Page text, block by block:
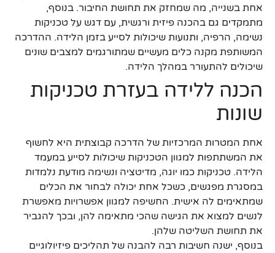
אחת בשנייה, מה שמחזק את תחושת החיבור. בנוסף,
מתמקדים גם בהכנה פיזית ורגשית, עם דגש על טכניקות
נשימה, הרפיה, ותנועות שיכולות לסייע בזמן הלידה. ההדרכה
המשותפת מקנה כלים מעשיים שמתורגמים למצבים שונים
שיכולים להתעורר במהלך הלידה.
הכנה ללידה בעזרת טכניקות
שונות
אחת המטרות המרכזיות של הדרכה קבוצתית היא לחשוף
את המשתתפות למגוון הטכניקות שיכולות לסייע במעמד
הלידה. טכניקות כמו יוגה, מדיטציה ונשימה מודעת נלמדות
במסגרת מפגשים, כשכל אחת יכולה לבחור את הכלים
שמתאימים לה אישית. החשיפה למגוון אפשרויות מאפשרת
לנשים למצוא את הגישה שהכי מתאימה להן, ובכך להגביר
את תחושת השליטה שלהן.
בנוסף, ישנה חשיבות רבה להבנה של תהליכים פיזיולוגיים